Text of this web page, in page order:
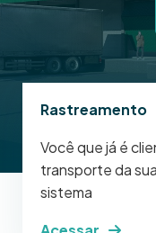
Rastreamento
Você que já é
transporte da
sistema